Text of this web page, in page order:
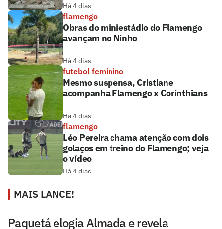
Há 4 dias
flamengo
Obras do miniestádio do Flamengo
avançam no Ninho
Há 4 dias
futebol feminino
Mesmo suspensa, Cristiane
acompanha Flamengo x Corinthians
Há 4 dias
flamengo
Léo Pereira chama atenção com dois
golaços em treino do Flamengo; veja
o vídeo
Há 4 dias
MAIS LANCE!
Paquetá elogia Almada e revela